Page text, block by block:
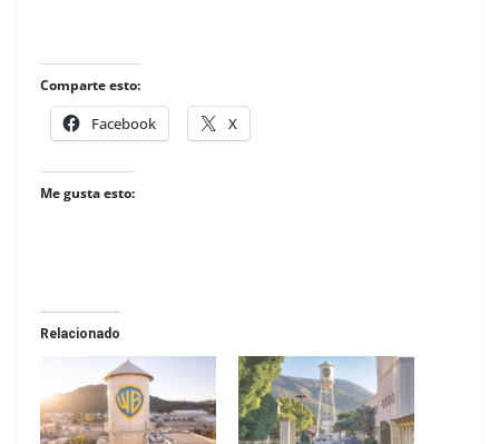
Comparte esto:
Facebook X
Me gusta esto:
Relacionado